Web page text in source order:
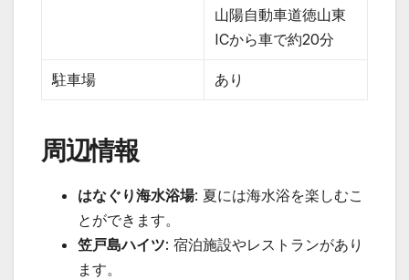
山陽自動車道徳山東
ICから車で約20分
駐車場 あり
周辺情報
はなぐり海水浴場: 夏には海水浴を楽しむこ
とができます。
笠戸島ハイツ: 宿泊施設やレストランがあり
ます。